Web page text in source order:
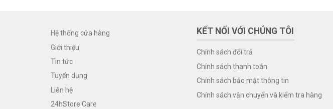
Hệ thống cửa hàng
Giới thiệu
Tin tức
Tuyển dụng
Liên hệ
24hStore Care
KẾT NỐI VỚI CHÚNG TÔI
Chính sách đổi trả
Chính sách thanh toán
Chính sách bảo mật thông tin
Chính sách vận chuyển và kiểm tra hàng